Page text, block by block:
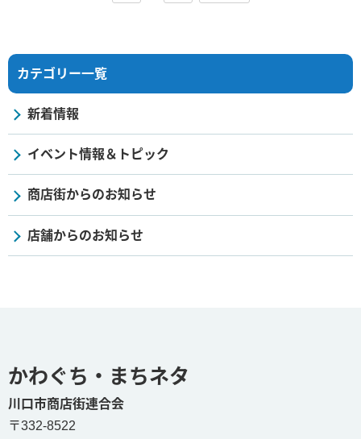
カテゴリー一覧
新着情報
イベント情報＆トピック
商店街からのお知らせ
店舗からのお知らせ
かわぐち・まちネタ
川口市商店街連合会
〒332-8522